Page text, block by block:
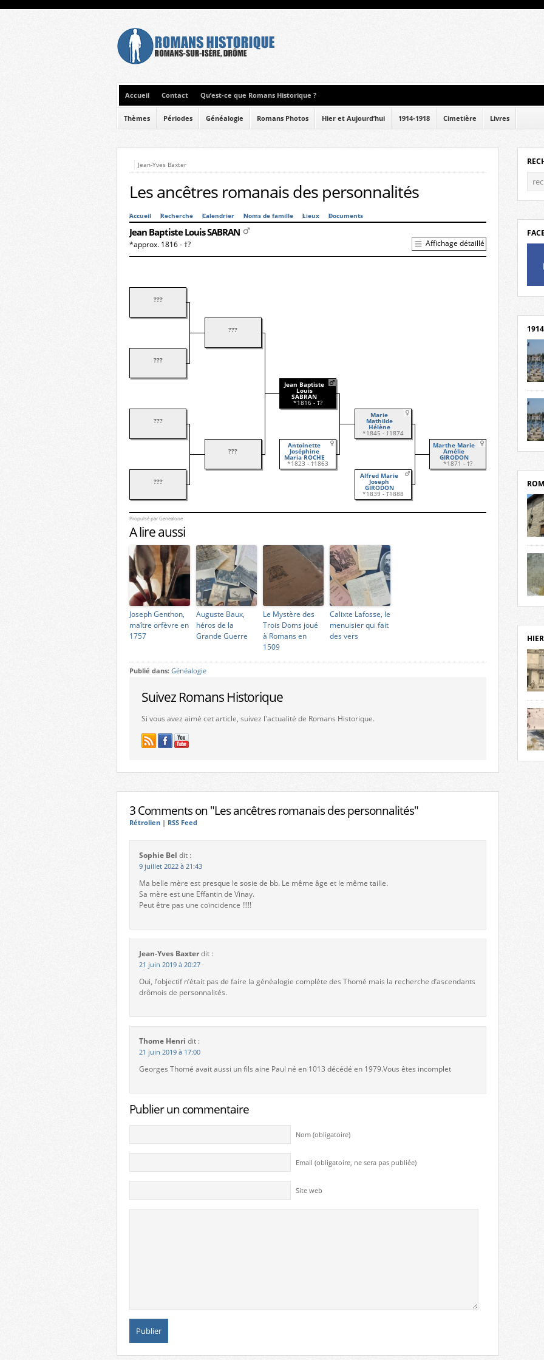
Accueil Contact Qu’est-ce que Romans Historique ?
Thèmes Périodes Généalogie Romans Photos Hier et Aujourd’hui 1914-1918 Cimetière Livres
Jean-Yves Baxter
Les ancêtres romanais des personnalités
Accueil Recherche Calendrier Noms de famille Lieux Documents
Jean Baptiste Louis SABRAN
*approx. 1816 - †? Affichage détaillé
???
???
???
???
???
???
Jean Baptiste
Louis
SABRAN
*1816 - †?
Antoinette
Joséphine
Maria ROCHE
*1823 - †1863
Marie
Mathilde
Hélène
SABRAN
*1845 - †1874
Alfred Marie
Joseph
GIRODON
*1839 - †1888
Marthe Marie
Amélie
GIRODON
*1871 - †?
Propulsé par Genealone
A lire aussi
Joseph Genthon,
maître orfèvre en
1757
Auguste Baux,
héros de la
Grande Guerre
Le Mystère des
Trois Doms joué
à Romans en
1509
Calixte Lafosse, le
menuisier qui fait
des vers
Publié dans: Généalogie
Suivez Romans Historique
Si vous avez aimé cet article, suivez l'actualité de Romans Historique.
3 Comments on "Les ancêtres romanais des personnalités"
Rétrolien | RSS Feed
Sophie Bel dit :
9 juillet 2022 à 21:43
Ma belle mère est presque le sosie de bb. Le même âge et le même taille.
Sa mère est une Effantin de Vinay.
Peut être pas une coïncidence !!!!!
Jean-Yves Baxterdit :
21 juin 2019 à 20:27
Oui, l’objectif n’était pas de faire la généalogie complète des Thomé mais la recherche d’ascendants
drômois de personnalités.
Thome Henri dit :
21 juin 2019 à 17:00
Georges Thomé avait aussi un fils aine Paul né en 1013 décédé en 1979.Vous êtes incomplet
Publier un commentaire
Nom (obligatoire)
Email (obligatoire, ne sera pas publiée)
Site web
par
de